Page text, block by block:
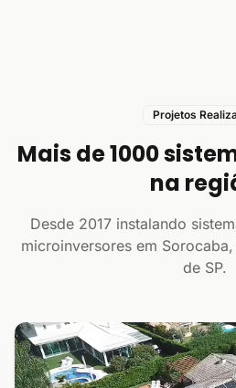
Projetos
Mais de 1000
na
Desde 2017 instalando
microinversores em
de SP.